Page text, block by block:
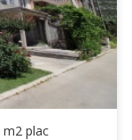
m2 plac